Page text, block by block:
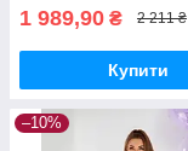
1 989,90 ₴ 2 211 ₴
Купити
–10%